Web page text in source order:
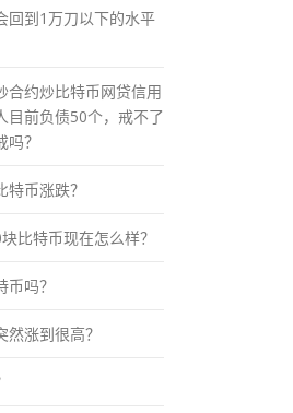
回到1万刀以下的水平
合约炒比特币网贷信用
目前负债50个，戒不了
？
币涨跌？
比特币现在怎么样？
吗？
涨到很高？